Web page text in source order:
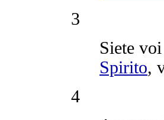
3
Siete
Spirito,
4